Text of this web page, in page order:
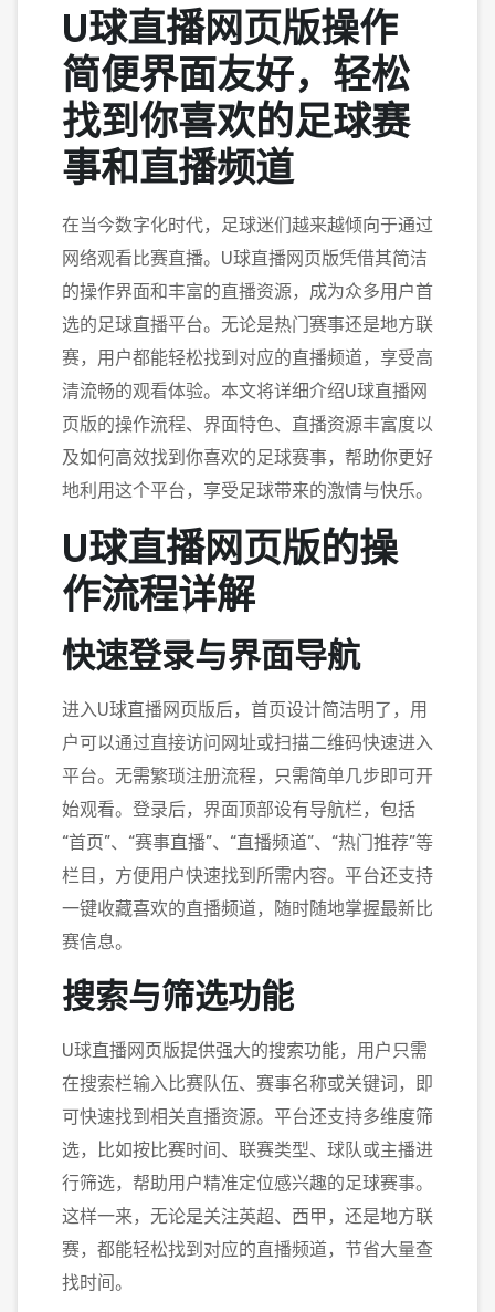
U球直播网页版操作
简便界面友好，轻松
找到你喜欢的足球赛
事和直播频道
在当今数字化时代，足球迷们越来越倾向于通过
网络观看比赛直播。U球直播网页版凭借其简洁
的操作界面和丰富的直播资源，成为众多用户首
选的足球直播平台。无论是热门赛事还是地方联
赛，用户都能轻松找到对应的直播频道，享受高
清流畅的观看体验。本文将详细介绍U球直播网
页版的操作流程、界面特色、直播资源丰富度以
及如何高效找到你喜欢的足球赛事，帮助你更好
地利用这个平台，享受足球带来的激情与快乐。
U球直播网页版的操
作流程详解
快速登录与界面导航
进入U球直播网页版后，首页设计简洁明了，用
户可以通过直接访问网址或扫描二维码快速进入
平台。无需繁琐注册流程，只需简单几步即可开
始观看。登录后，界面顶部设有导航栏，包括
“首页”、“赛事直播”、“直播频道”、“热门推荐”等
栏目，方便用户快速找到所需内容。平台还支持
一键收藏喜欢的直播频道，随时随地掌握最新比
赛信息。
搜索与筛选功能
U球直播网页版提供强大的搜索功能，用户只需
在搜索栏输入比赛队伍、赛事名称或关键词，即
可快速找到相关直播资源。平台还支持多维度筛
选，比如按比赛时间、联赛类型、球队或主播进
行筛选，帮助用户精准定位感兴趣的足球赛事。
这样一来，无论是关注英超、西甲，还是地方联
赛，都能轻松找到对应的直播频道，节省大量查
找时间。